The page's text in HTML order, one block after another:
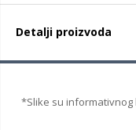
Detalji proizvoda
*Slike su